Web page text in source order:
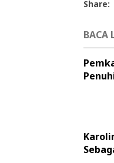
Share:
BACA